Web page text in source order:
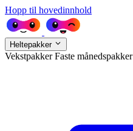
Hopp til hovedinnhold
Heltepakker
VekstpakkerFaste månedspakker